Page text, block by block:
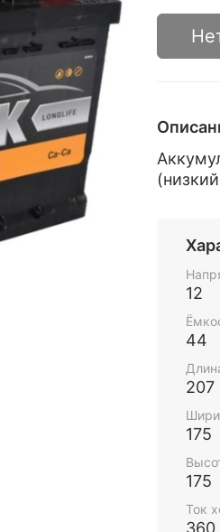
12
44
207
175
175
Ток